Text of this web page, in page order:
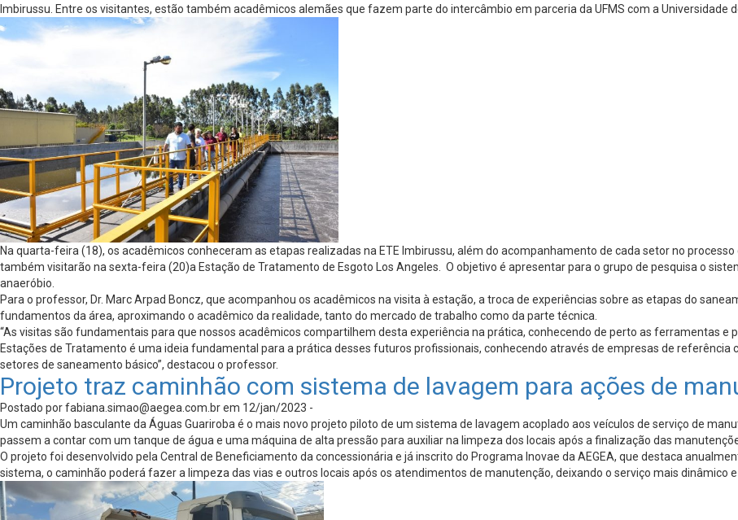
Imbirussu. Entre os visitantes, estão também acadêmicos alemães que fazem parte do intercâmbio em parceria da UFMS com a Universidade
Na quarta-feira (18), os acadêmicos conheceram as etapas realizadas na ETE Imbirussu, além do acompanhamento de cada setor no
também visitarão na sexta-feira (20)a Estação de Tratamento de Esgoto Los Angeles. O objetivo é apresentar para o grupo de pesquisa o
anaeróbio.
Para o professor, Dr. Marc Arpad Boncz, que acompanhou os acadêmicos na visita à estação, a troca de experiências sobre as etapas do
fundamentos da área, aproximando o acadêmico da realidade, tanto do mercado de trabalho como da parte técnica.
“As visitas são fundamentais para que nossos acadêmicos compartilhem desta experiência na prática, conhecendo de perto as ferramentas
Estações de Tratamento é uma ideia fundamental para a prática desses futuros profissionais, conhecendo através de empresas de
setores de saneamento básico”, destacou o professor.
Projeto traz caminhão com sistema de lavagem para ações de
Postado porfabiana.simao@aegea.com.brem 12/jan/2023 -
Um caminhão basculante da Águas Guariroba é o mais novo projeto piloto de um sistema de lavagem acoplado aos veículos de serviço de
passem a contar com um tanque de água e uma máquina de alta pressão para auxiliar na limpeza dos locais após a finalização das
O projeto foi desenvolvido pela Central de Beneficiamento da concessionária e já inscrito do Programa Inovae da AEGEA, que destaca
sistema, o caminhão poderá fazer a limpeza das vias e outros locais após os atendimentos de manutenção, deixando o serviço mais dinâmico